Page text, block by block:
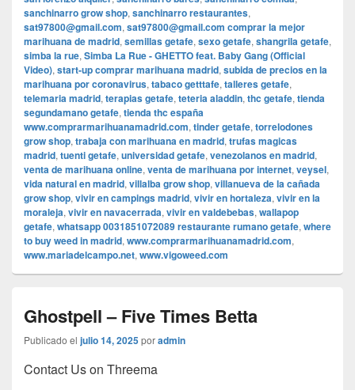
sanchinarro grow shop, sanchinarro restaurantes,
sat97800@gmail.com, sat97800@gmail.com comprar la mejor
marihuana de madrid, semillas getafe, sexo getafe, shangrila getafe,
simba la rue, Simba La Rue - GHETTO feat. Baby Gang (Official
Video), start-up comprar marihuana madrid, subida de precios en la
marihuana por coronavirus, tabaco getttafe, talleres getafe,
telemaria madrid, terapias getafe, teteria aladdin, thc getafe, tienda
segundamano getafe, tienda thc españa
www.comprarmarihuanamadrid.com, tinder getafe, torrelodones
grow shop, trabaja con marihuana en madrid, trufas magicas
madrid, tuenti getafe, universidad getafe, venezolanos en madrid,
venta de marihuana online, venta de marihuana por internet, veysel,
vida natural en madrid, villalba grow shop, villanueva de la cañada
grow shop, vivir en campings madrid, vivir en hortaleza, vivir en la
moraleja, vivir en navacerrada, vivir en valdebebas, wallapop
getafe, whatsapp 0031851072089 restaurante rumano getafe, where
to buy weed in madrid, www.comprarmarihuanamadrid.com,
www.mariadelcampo.net, www.vigoweed.com
Ghostpell – Five Times Betta
Publicado el julio 14, 2025poradmin
Contact Us on Threema